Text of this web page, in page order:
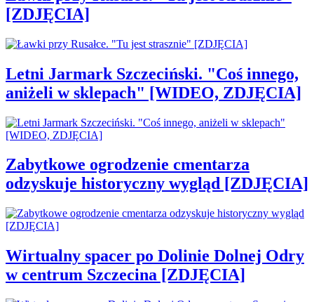
[ZDJĘCIA]
Letni Jarmark Szczeciński. "Coś innego,
aniżeli w sklepach" [WIDEO, ZDJĘCIA]
Zabytkowe ogrodzenie cmentarza
odzyskuje historyczny wygląd [ZDJĘCIA]
Wirtualny spacer po Dolinie Dolnej Odry
w centrum Szczecina [ZDJĘCIA]